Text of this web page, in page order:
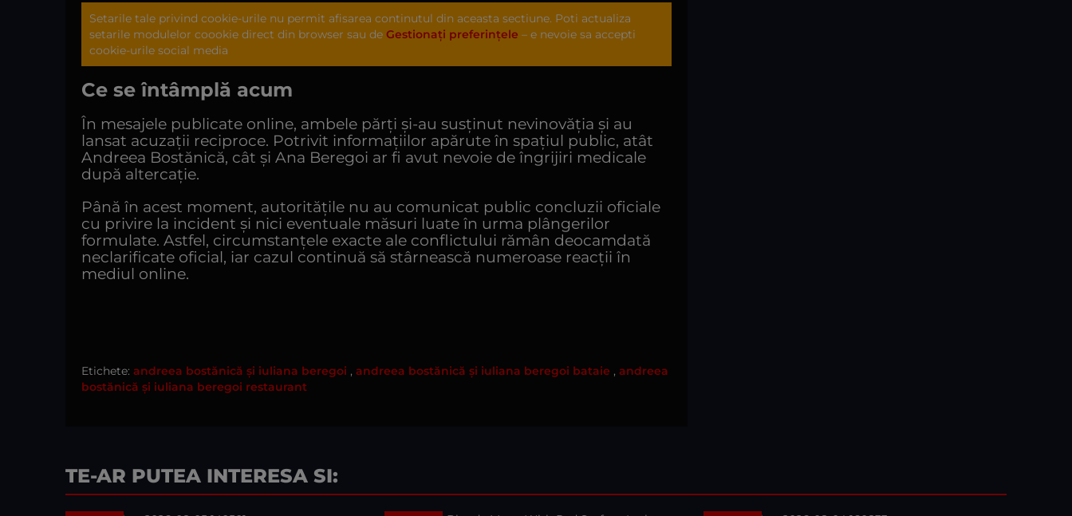
Setarile tale privind cookie-urile nu permit afisarea continutul din aceasta sectiune. Poti actualiza
setarile modulelor coookie direct din browser sau de Gestionați preferințele – e nevoie sa accepti
cookie-urile social media
Ce se întâmplă acum
În mesajele publicate online, ambele părți și-au susținut nevinovăția și au
lansat acuzații reciproce. Potrivit informațiilor apărute în spațiul public, atât
Andreea Bostănică, cât și Ana Beregoi ar fi avut nevoie de îngrijiri medicale
după altercație.
Până în acest moment, autoritățile nu au comunicat public concluzii oficiale
cu privire la incident și nici eventuale măsuri luate în urma plângerilor
formulate. Astfel, circumstanțele exacte ale conflictului rămân deocamdată
neclarificate oficial, iar cazul continuă să stârnească numeroase reacții în
mediul online.
Etichete: andreea bostănică și iuliana beregoi , andreea bostănică și iuliana beregoi bataie , andreea
bostănică și iuliana beregoi restaurant
TE-AR PUTEA INTERESA SI: